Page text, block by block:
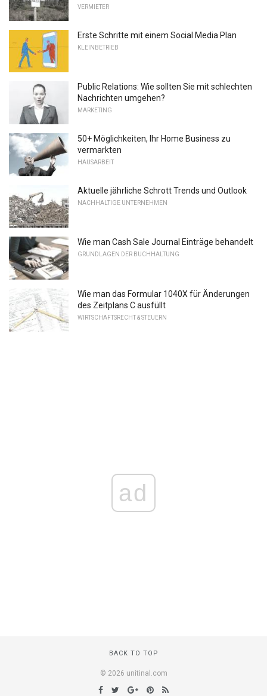
VERMIETER
Erste Schritte mit einem Social Media Plan
KLEINBETRIEB
Public Relations: Wie sollten Sie mit schlechten
Nachrichten umgehen?
MARKETING
50+ Möglichkeiten, Ihr Home Business zu
vermarkten
HAUSARBEIT
Aktuelle jährliche Schrott Trends und Outlook
NACHHALTIGE UNTERNEHMEN
Wie man Cash Sale Journal Einträge behandelt
GRUNDLAGEN DER BUCHHALTUNG
Wie man das Formular 1040X für Änderungen
des Zeitplans C ausfüllt
WIRTSCHAFTSRECHT & STEUERN
ad
BACK TO TOP
© 2026 unitinal.com